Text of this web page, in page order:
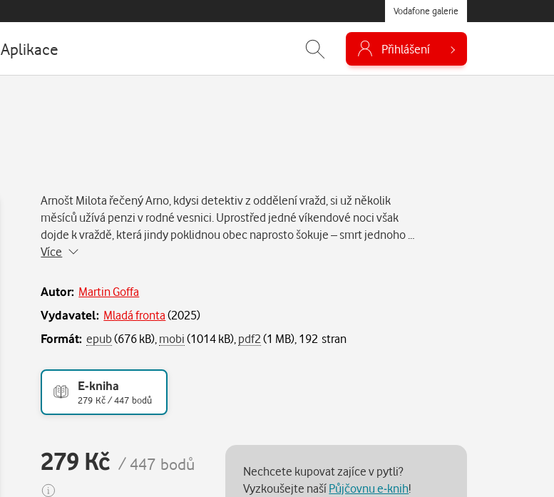
Vodafone galerie
Aplikace Přihlášení
Arnošt Milota řečený Arno, kdysi detektiv z oddělení vražd, si už několik
měsíců užívá penzi v rodné vesnici. Uprostřed jedné víkendové noci však
dojde k vraždě, která jindy poklidnou obec naprosto šokuje – smrt jednoho …
Více
Autor: Martin Goffa
Vydavatel: Mladá fronta(2025)
Formát: epub(676 kB), mobi(1014 kB), pdf2(1 MB), 192 stran
E-kniha
279 Kč / 447 bodů
279 Kč / 447 bodů
Nechcete kupovat zajíce v pytli?
Vyzkoušejte našíPůjčovnu e-knih!